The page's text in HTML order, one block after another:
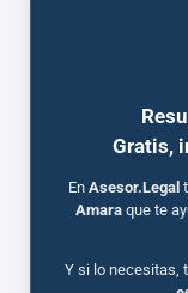
Gratis,
En Asesor.Legal
Amaraque te
Y si lo necesitas,